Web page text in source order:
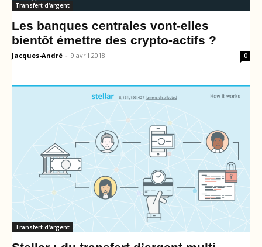
Transfert d'argent
Les banques centrales vont-elles
bientôt émettre des crypto-actifs ?
Jacques-André - 9 avril 2018 0
Transfert d'argent